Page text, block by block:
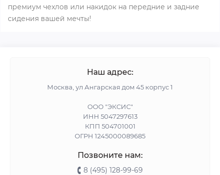
премиум чехлов или накидок на передние и задние
сидения вашей мечты!
Наш адрес:
Москва, ул Ангарская дом 45 корпус 1
ООО "ЭКСИС"
ИНН 5047297613
КПП 504701001
ОГРН 1245000089685
Позвоните нам:
8 (495) 128-99-69